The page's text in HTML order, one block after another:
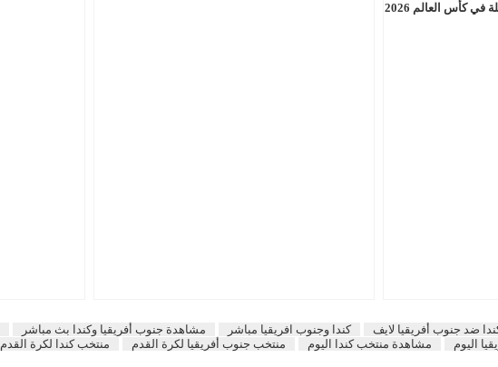
في كأس العالم 2026
ضد جنوب أفريقيا لايف كندا وجنوب افريقيا مباشر مشاهدة جنوب أفريقيا وكندا بث مباشر
اليوم مشاهدة منتخب كندا اليوم منتخب جنوب أفريقيا لكرة القدم منتخب كندا لكرة القدم